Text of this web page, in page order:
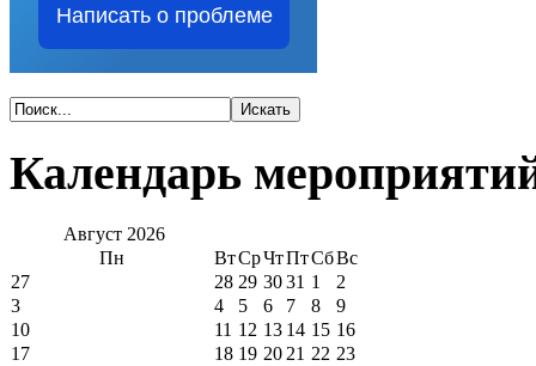
Написать о проблеме
Календарь
Август 2026
Пн
ВтСрЧтПтСбВс
27
28 29 3031 1
2
3
4 5 6 7 8
9
10
11 12 13 14 15 16
17
18 19 20 21 22 23